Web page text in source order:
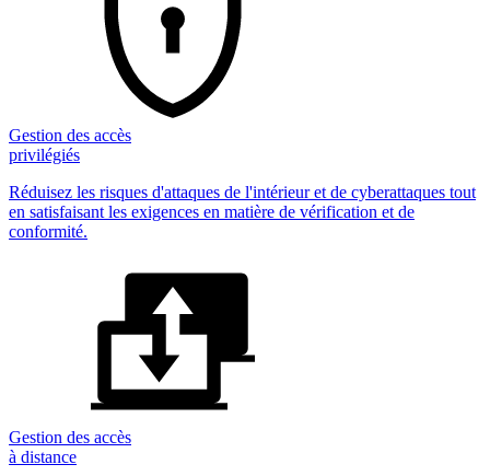
Gestion des accès
privilégiés
Réduisez les risques d'attaques de l'intérieur et de cyberattaques tout
en satisfaisant les exigences en matière de vérification et de
conformité.
Gestion des accès
à distance